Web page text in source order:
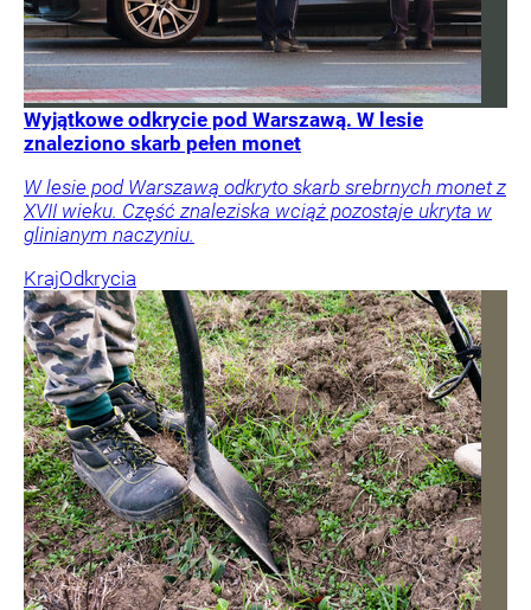
Wyjątkowe odkrycie pod Warszawą. W lesie
znaleziono skarb pełen monet
W lesie pod Warszawą odkryto skarb srebrnych monet z
XVII wieku. Część znaleziska wciąż pozostaje ukryta w
glinianym naczyniu.
KrajOdkrycia